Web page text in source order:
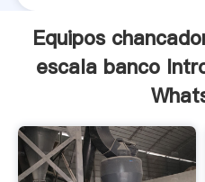
Equipos
escala banco